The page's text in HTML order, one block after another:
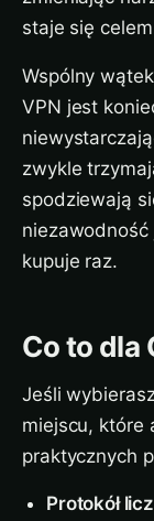
staje się
Wspólny
VPN jest
zwykle
spodziewają
niezawodność
kupuje raz.
Co to dla
Jeśli
miejscu, które
praktycznych
Protokół